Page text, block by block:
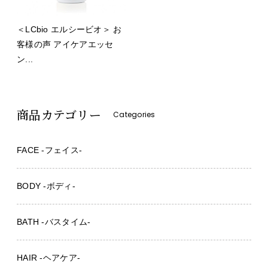
＜LCbio エルシービオ＞ お
客様の声 アイケアエッセ
ン...
商品カテゴリー Categories
FACE -フェイス-
BODY -ボディ-
BATH -バスタイム-
HAIR -ヘアケア-